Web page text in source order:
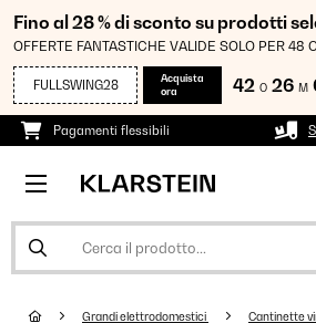
Fino al 28 % di sconto su prodotti
OFFERTE FANTASTICHE VALIDE SOLO PER 48
FULLSWING28
Acquista
ora
42 O 25 M
Pagamenti flessibili
Grandi elettrodomestici Cantinette